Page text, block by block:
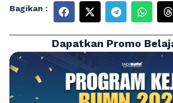
Bagikan :
Dapatkan Promo